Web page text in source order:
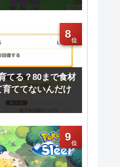
8
てる？80まで食材
ててないんだけ
9